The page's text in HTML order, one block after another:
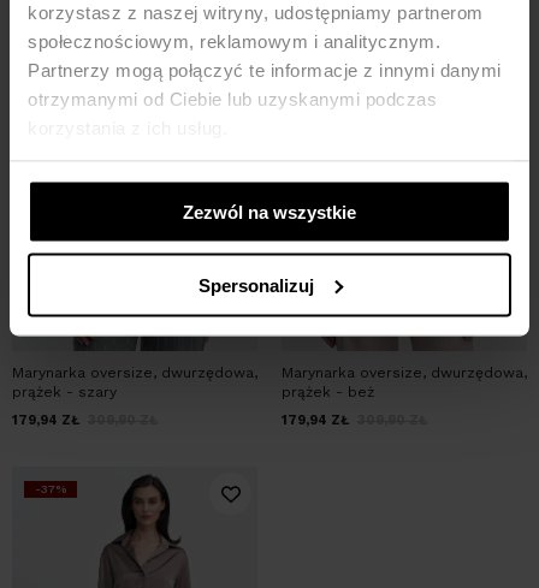
korzystasz z naszej witryny, udostępniamy partnerom
społecznościowym, reklamowym i analitycznym.
Partnerzy mogą połączyć te informacje z innymi danymi
otrzymanymi od Ciebie lub uzyskanymi podczas
Zezwól na wszystkie
Spersonalizuj
Marynarka oversize, dwurzędowa,
prążek - szary
179,94 ZŁ
Marynarka oversize, dwurzędowa,
prążek - beż
179,94 ZŁ
-37%